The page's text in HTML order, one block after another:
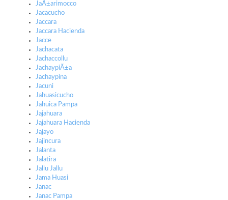
JaÃ±arimocco
Jacacucho
Jaccara
Jaccara Hacienda
Jacce
Jachacata
Jachaccollu
JachaypiÃ±a
Jachaypina
Jacuni
Jahuasicucho
Jahuica Pampa
Jajahuara
Jajahuara Hacienda
Jajayo
Jajincura
Jalanta
Jalatira
Jallu Jallu
Jama Huasi
Janac
Janac Pampa